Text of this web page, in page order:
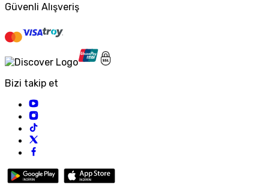
Güvenli Alışveriş
Bizi takip et